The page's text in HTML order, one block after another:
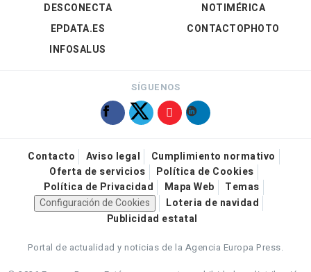
DESCONECTA
EPDATA.ES
INFOSALUS
NOTIMÉRICA
CONTACTOPHOTO
SÍGUENOS
Contacto Aviso legal
Cumplimiento normativo
Oferta de servicios
Política de Cookies
Política de Privacidad
Mapa Web
Temas
Configuración de Cookies
Loteria de navidad
Publicidad estatal
Portal de actualidad y noticias de la Agencia Europa Press.